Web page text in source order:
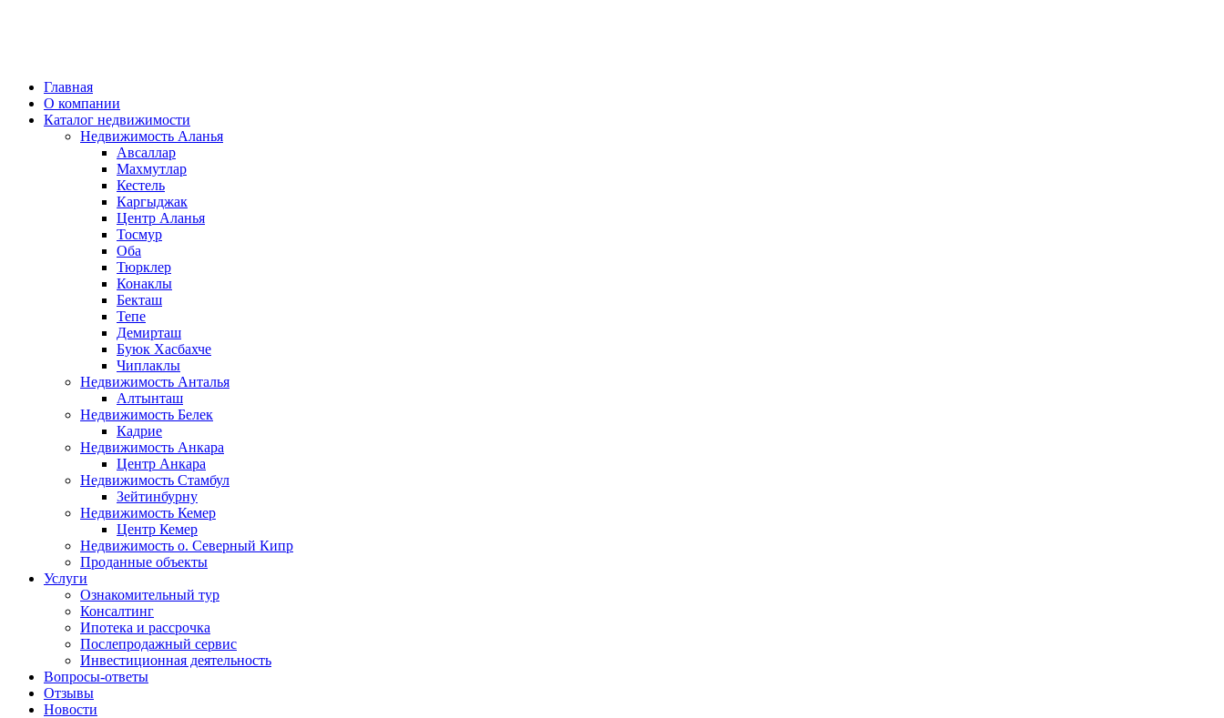
Главная
О компании
Каталог недвижимости
Недвижимость Аланья
Авсаллар
Махмутлар
Кестель
Каргыджак
Центр Аланья
Тосмур
Оба
Тюрклер
Конаклы
Бекташ
Тепе
Демирташ
Буюк Хасбахче
Чиплаклы
Недвижимость Анталья
Алтынташ
Недвижимость Белек
Кадрие
Недвижимость Анкара
Центр Анкара
Недвижимость Стамбул
Зейтинбурну
Недвижимость Кемер
Центр Кемер
Недвижимость о. Северный Кипр
Проданные объекты
Услуги
Ознакомительный тур
Консалтинг
Ипотека и рассрочка
Послепродажный сервис
Инвестиционная деятельность
Вопросы-ответы
Отзывы
Новости